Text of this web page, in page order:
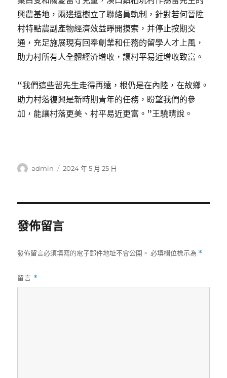
興農基地，兩邊還樹立了聯絡員軌制，針對若何晉陞
村特點農副產物經濟效益睜開摸索，并停止按期交
通，充足施展現有回奉創業和任務的留學人才上風，
助力村所有人全體經濟增收，讓村平易近增收致富。
“我們這些留先生走得再遠，根仍是在內陸，在故鄉。
助力村落復興是新時期青年的任務，盼望我們的參
加，能讓村落更美、村平易近更富。”王驍晴說。
作
admin
發
2024 年 5 月 25 日
發佈留言
發佈留言必須填寫的電子郵件地址不會公開。 必填欄位標示為 *
留言 *